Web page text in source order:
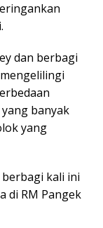
dan berbagi
banyak
yang
kali ini
di RM Pangek